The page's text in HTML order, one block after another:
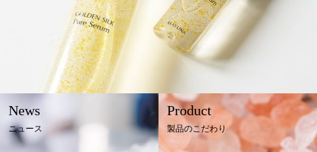
News
ニュース
Product
製品のこだわり